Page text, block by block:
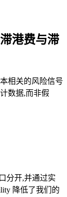
港费与滞
相关的风险信号
数据,而非假
分开,并通过实
降低了我们的